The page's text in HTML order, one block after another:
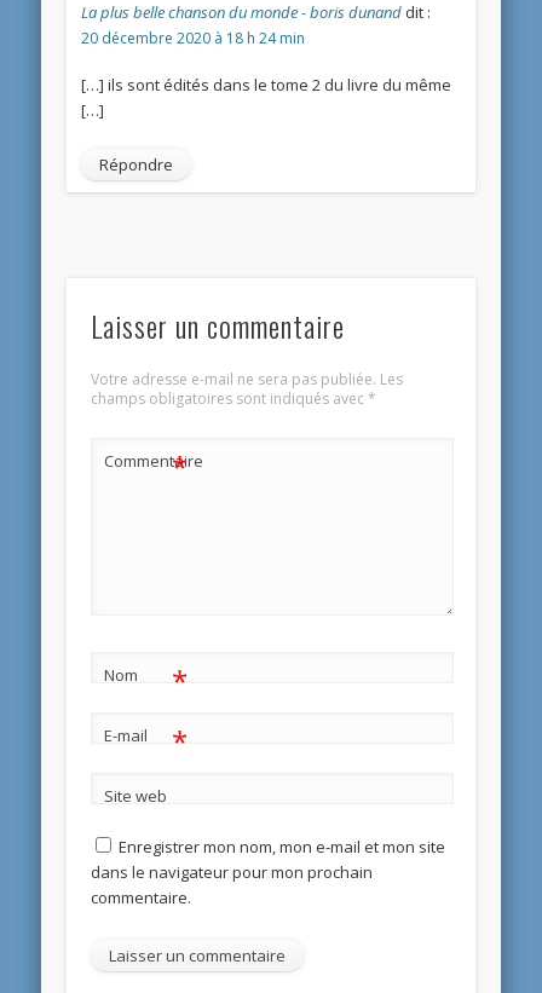
La plus belle chanson du monde - boris dunand dit :
20 décembre 2020 à 18 h 24 min
[…] ils sont édités dans le tome 2 du livre du même
[…]
Répondre
Laisser un commentaire
Votre adresse e-mail ne sera pas publiée. Les
champs obligatoires sont indiqués avec*
Commentaire
*
Nom *
E-mail *
Site web
Enregistrer mon nom, mon e-mail et mon site
dans le navigateur pour mon prochain
commentaire.